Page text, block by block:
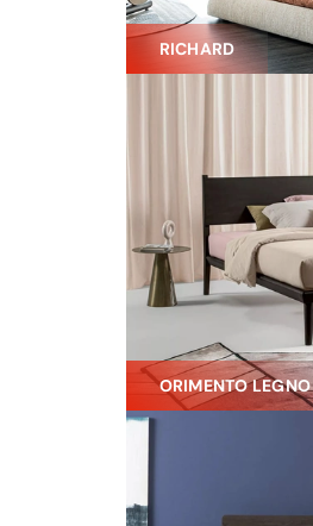
RICHARD
ORIMENTO LEGNO